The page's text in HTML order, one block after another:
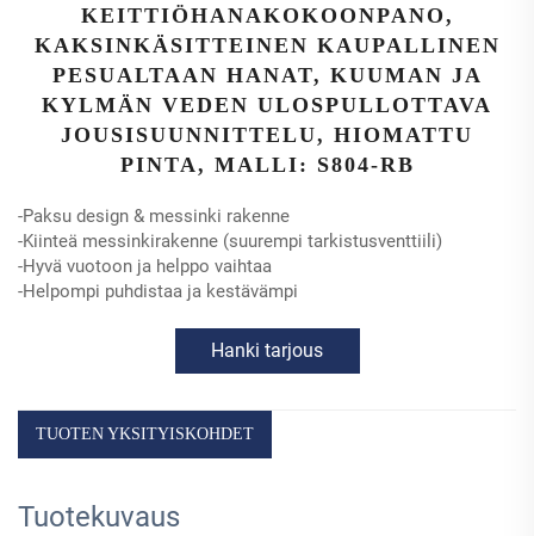
KEITTIÖHANAKOKOONPANO,
KAKSINKÄSITTEINEN KAUPALLINEN
PESUALTAAN HANAT, KUUMAN JA
KYLMÄN VEDEN ULOSPULLOTTAVA
JOUSISUUNNITTELU, HIOMATTU
PINTA, MALLI: S804-RB
-Paksu design & messinki rakenne
-Kiinteä messinkirakenne (suurempi tarkistusventtiili)
-Hyvä vuotoon ja helppo vaihtaa
-Helpompi puhdistaa ja kestävämpi
Hanki tarjous
TUOTEN YKSITYISKOHDET
Tuotekuvaus